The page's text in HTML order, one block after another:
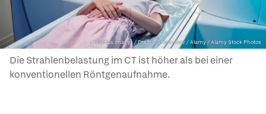
mauritius images / Dmitriy Shironosov / Alamy / Alamy Stock Photos
Die Strahlenbelastung im CT ist höher als bei einer
konventionellen Röntgenaufnahme.